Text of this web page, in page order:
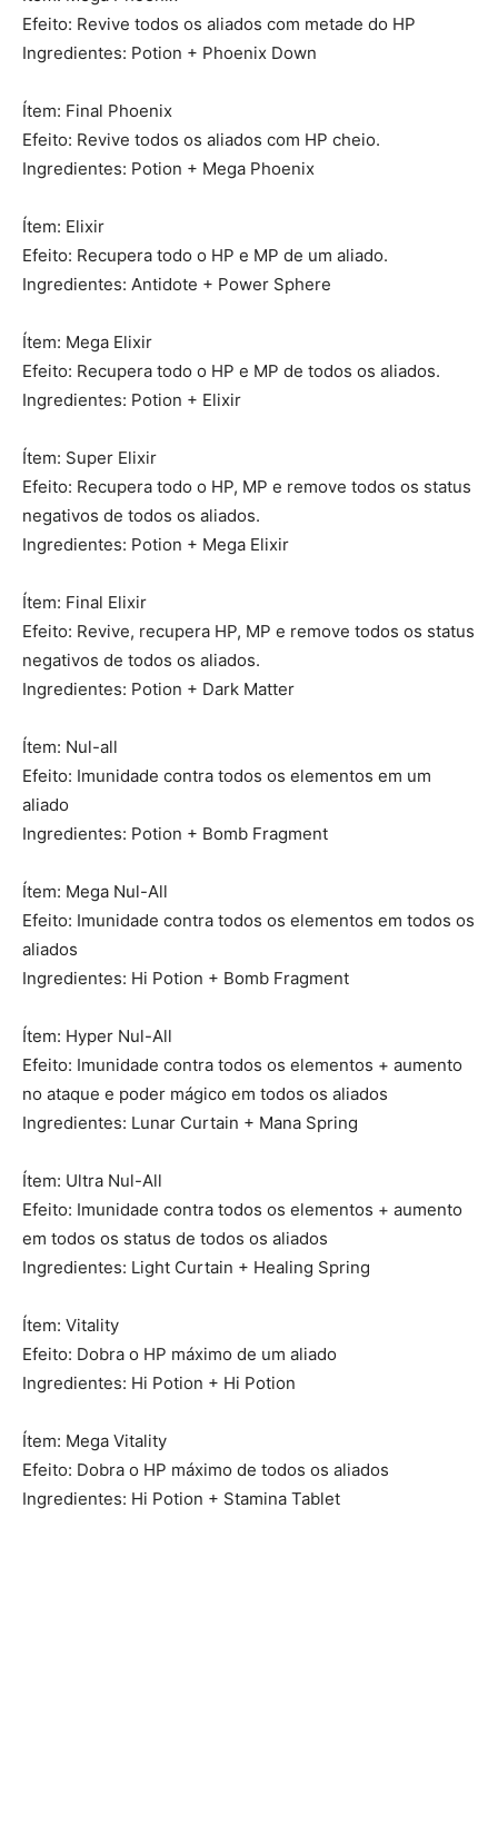
Efeito: Revive todos os aliados com metade do HP
Ingredientes: Potion + Phoenix Down
Ítem: Final Phoenix
Efeito: Revive todos os aliados com HP cheio.
Ingredientes: Potion + Mega Phoenix
Ítem: Elixir
Efeito: Recupera todo o HP e MP de um aliado.
Ingredientes: Antidote + Power Sphere
Ítem: Mega Elixir
Efeito: Recupera todo o HP e MP de todos os aliados.
Ingredientes: Potion + Elixir
Ítem: Super Elixir
Efeito: Recupera todo o HP, MP e remove todos os status
negativos de todos os aliados.
Ingredientes: Potion + Mega Elixir
Ítem: Final Elixir
Efeito: Revive, recupera HP, MP e remove todos os status
negativos de todos os aliados.
Ingredientes: Potion + Dark Matter
Ítem: Nul-all
Efeito: Imunidade contra todos os elementos em um
aliado
Ingredientes: Potion + Bomb Fragment
Ítem: Mega Nul-All
Efeito: Imunidade contra todos os elementos em todos os
aliados
Ingredientes: Hi Potion + Bomb Fragment
Ítem: Hyper Nul-All
Efeito: Imunidade contra todos os elementos + aumento
no ataque e poder mágico em todos os aliados
Ingredientes: Lunar Curtain + Mana Spring
Ítem: Ultra Nul-All
Efeito: Imunidade contra todos os elementos + aumento
em todos os status de todos os aliados
Ingredientes: Light Curtain + Healing Spring
Ítem: Vitality
Efeito: Dobra o HP máximo de um aliado
Ingredientes: Hi Potion + Hi Potion
Ítem: Mega Vitality
Efeito: Dobra o HP máximo de todos os aliados
Ingredientes: Hi Potion + Stamina Tablet